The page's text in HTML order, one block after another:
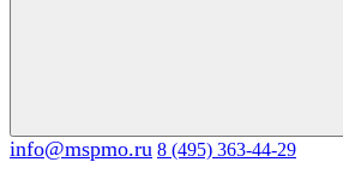
info@mspmo.ru 8 (495) 363-44-29